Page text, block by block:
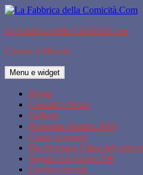
Vai
contenuto
La Fabbrica della Comicità.Com
Comici o Miseria
Menu e widget
Home
Contatti e News
Galleria
Rassegna Stampa 2019
Come iscriversi
Da chi nasce l’idea del
Seguici sul gruppo FB
Lavora con noi